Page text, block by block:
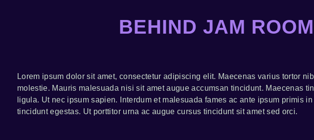
BEHIND JAM
Lorem ipsum dolor sit amet, consectetur adipiscing elit. Maecenas varius tortor
molestie. Mauris malesuada nisi sit amet augue accumsan tincidunt. Maecenas
ligula. Ut nec ipsum sapien. Interdum et malesuada fames ac ante ipsum
tincidunt egestas. Ut porttitor urna ac augue cursus tincidunt sit amet sed orci.